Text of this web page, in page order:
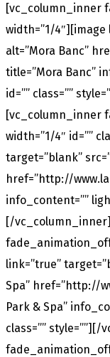
[vc_column_inner
width=”1/4″][image
alt=”Mora Banc”
title=”Mora Banc”
id=”” class=””
[vc_column_inner
width=”1/4″ id=””
target=”blank”
href=”http://
info_content=””
[/
link=”true”
Spa” href=”http://
Park & Spa”
class=””